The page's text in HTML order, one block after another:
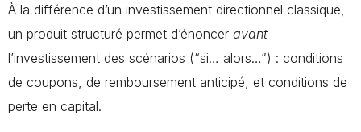
À la différence d’un investissement directionnel classique,
un produit structuré permet d’énoncer avant
l’investissement des scénarios (“si… alors…”) : conditions
de coupons, de remboursement anticipé, et conditions de
perte en capital.